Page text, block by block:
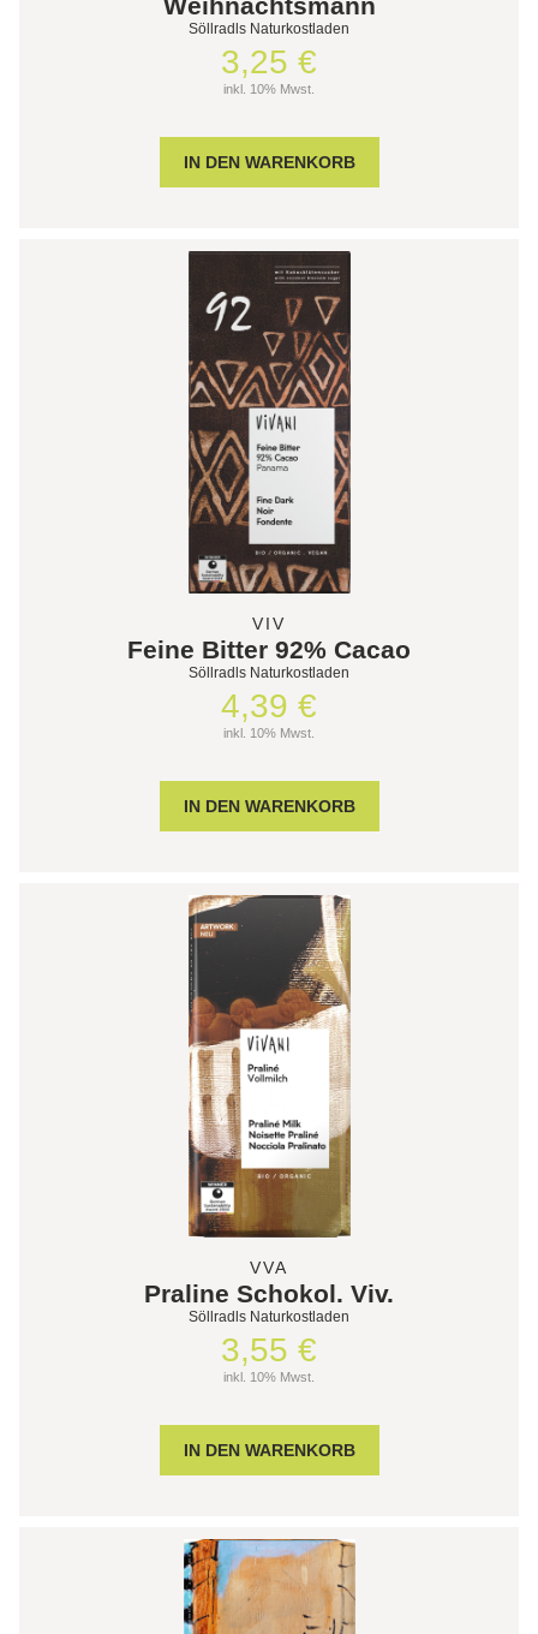
Söllradls Naturkostladen
3,25 €
inkl. 10% Mwst.
VIV
Feine Bitter 92% Cacao
Söllradls Naturkostladen
4,39 €
inkl. 10% Mwst.
VVA
Praline Schokol. Viv.
Söllradls Naturkostladen
3,55 €
inkl. 10% Mwst.